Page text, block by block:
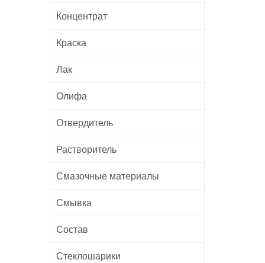
Концентрат
Краска
Лак
Олифа
Отвердитель
Растворитель
Смазочные материалы
Смывка
Состав
Стеклошарики